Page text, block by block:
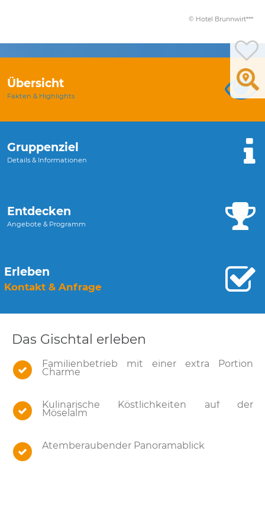
© Hotel Brunnwirt***
Übersicht
Fakten & Highlights
Gruppenziel
Details & Informationen
Entdecken
Angebote & Programm
Erleben
Kontakt & Anfrage
Das Gischtal erleben
Familienbetrieb mit einer extra Portion
Charme
Kulinarische Köstlichkeiten auf der
Möselalm
Atemberaubender Panoramablick